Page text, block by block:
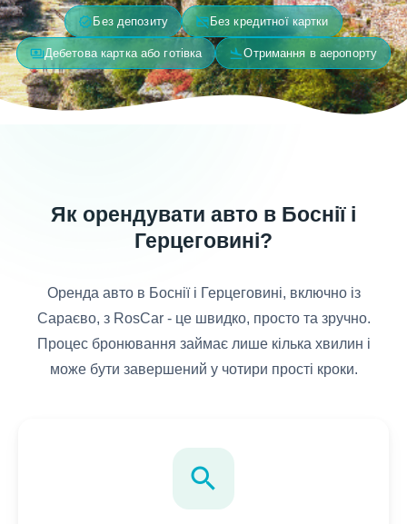
verified Без депозиту credit_card_off Без кредитної картки
paymentsДебетова картка або готівка flight_landОтримання в аеропорту
Як орендувати авто в Боснії і
Герцеговині?
Оренда авто в Боснії і Герцеговині, включно із
Сараєво, з RosCar - це швидко, просто та зручно.
Процес бронювання займає лише кілька хвилин і
може бути завершений у чотири прості кроки.
search